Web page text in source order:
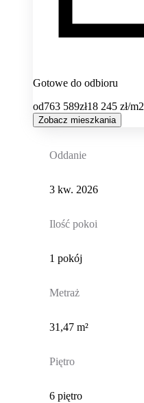
Gotowe do odbioru
od763 589zł18 245 zł/m2
Zobacz mieszkania
Oddanie
3 kw. 2026
Ilość pokoi
1 pokój
Metraż
31,47 m²
Piętro
6 piętro